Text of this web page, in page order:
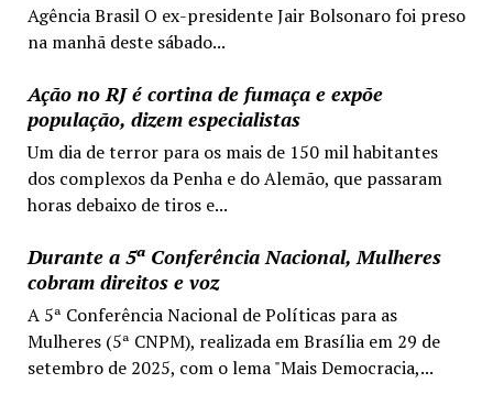
Agência Brasil O ex-presidente Jair Bolsonaro foi preso
na manhã deste sábado...
Ação no RJ é cortina de fumaça e expõe
população, dizem especialistas
Um dia de terror para os mais de 150 mil habitantes
dos complexos da Penha e do Alemão, que passaram
horas debaixo de tiros e...
Durante a 5ª Conferência Nacional, Mulheres
cobram direitos e voz
A 5ª Conferência Nacional de Políticas para as
Mulheres (5ª CNPM), realizada em Brasília em 29 de
setembro de 2025, com o lema "Mais Democracia,...